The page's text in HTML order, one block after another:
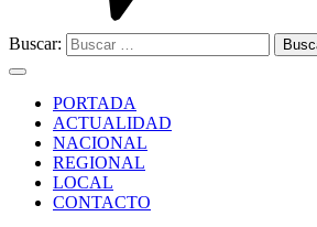
Buscar:
PORTADA
ACTUALIDAD
NACIONAL
REGIONAL
LOCAL
CONTACTO